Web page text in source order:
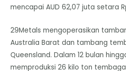
mencapai AUD 62,07 juta setara
29Metals mengoperasikan
Australia Barat dan tambang
Queensland. Dalam 12 bulan
memproduksi 26 kilo ton